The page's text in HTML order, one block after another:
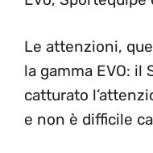
Le attenzioni,
la gamma EVO: il
catturato
e non è difficile